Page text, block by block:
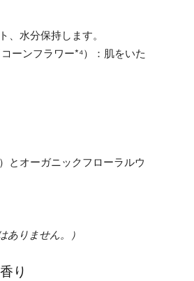
水分保持します。
ーンフラワー*⁴）：肌をいた
とオーガニックフローラルウ
りません。）
り